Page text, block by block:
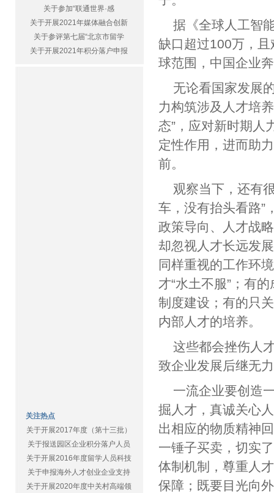
关于参加“联通世界·感
关于开展2021年媒体融合创新
关于参评第七届“北京市留学
关于开展2021年积分落户申报
关注热点
关于开展2017年度（第十三批）
关于报送园区企业积分落户人员
关于开展2016年度留学人员科技
关于申报海外人才创业企业支持
关于开展2020年度中关村高端领
据《全球人工智
缺口超过100万，
球范围，中国企
无论看国家发展
力构筑涉及人才培
态”，应对新时期人
定性作用，进而助
前。
观察当下，还有
车，没有抬头看路”
政策导向、人才战
却忽视人才长远发
同样重视的工作环
才“水土不服”；有
制度建设；有的只
内部人才的培养。
这些都会挫伤人
致企业发展后继
一流企业要创造
掘人才，真诚关心
出相应的物质精神
一锤子买卖，切实
体制机制，尊重人
保障；既要目光向